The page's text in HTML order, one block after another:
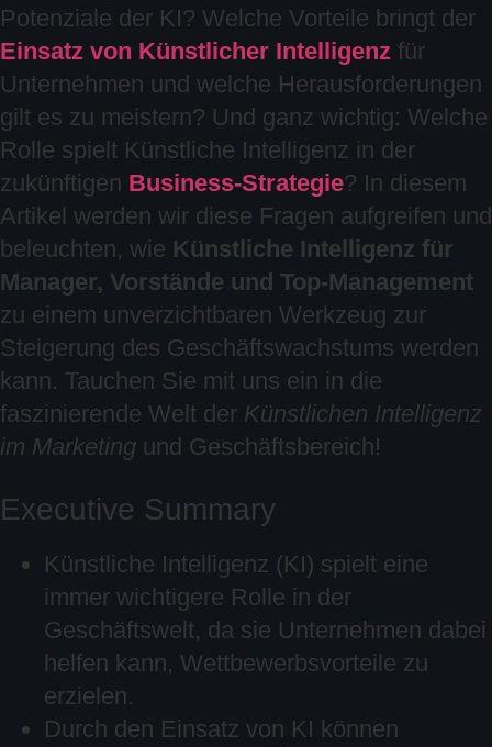
Potenziale der KI? Welche Vorteile bringt der
Einsatz von Künstlicher Intelligenz für
Unternehmen und welche Herausforderungen
gilt es zu meistern? Und ganz wichtig: Welche
Rolle spielt Künstliche Intelligenz in der
zukünftigen Business-Strategie? In diesem
Artikel werden wir diese Fragen aufgreifen und
beleuchten, wie Künstliche Intelligenz für
Manager, Vorstände und Top-Management
zu einem unverzichtbaren Werkzeug zur
Steigerung des Geschäftswachstums werden
kann. Tauchen Sie mit uns ein in die
faszinierende Welt der Künstlichen Intelligenz
im Marketing und Geschäftsbereich!
Executive Summary
Künstliche Intelligenz (KI) spielt eine
immer wichtigere Rolle in der
Geschäftswelt, da sie Unternehmen dabei
helfen kann, Wettbewerbsvorteile zu
erzielen.
Durch den Einsatz von KI können